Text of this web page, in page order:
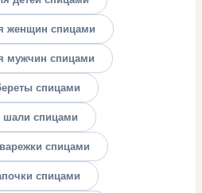
женщин спицами
мужчин спицами
спицами
спицами
спицами
спицами